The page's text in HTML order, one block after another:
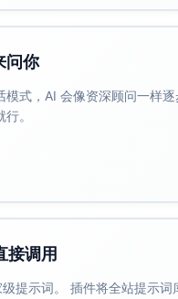
erneut erteilen.
词：Dark Mode、
Behoben/Hinweis）增强扫
问你
式，AI 会像资深顾问一样
。
接调用
提示词。 插件将全站提示